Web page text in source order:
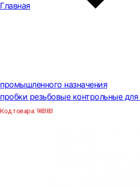
Главная
промышленного назначения
пробки резьбовые контрольные
Код товара:98383